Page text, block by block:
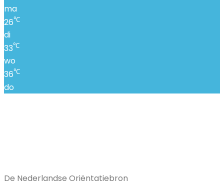
ma
26℃
di
33℃
wo
36℃
do
De Nederlandse Oriëntatiebron